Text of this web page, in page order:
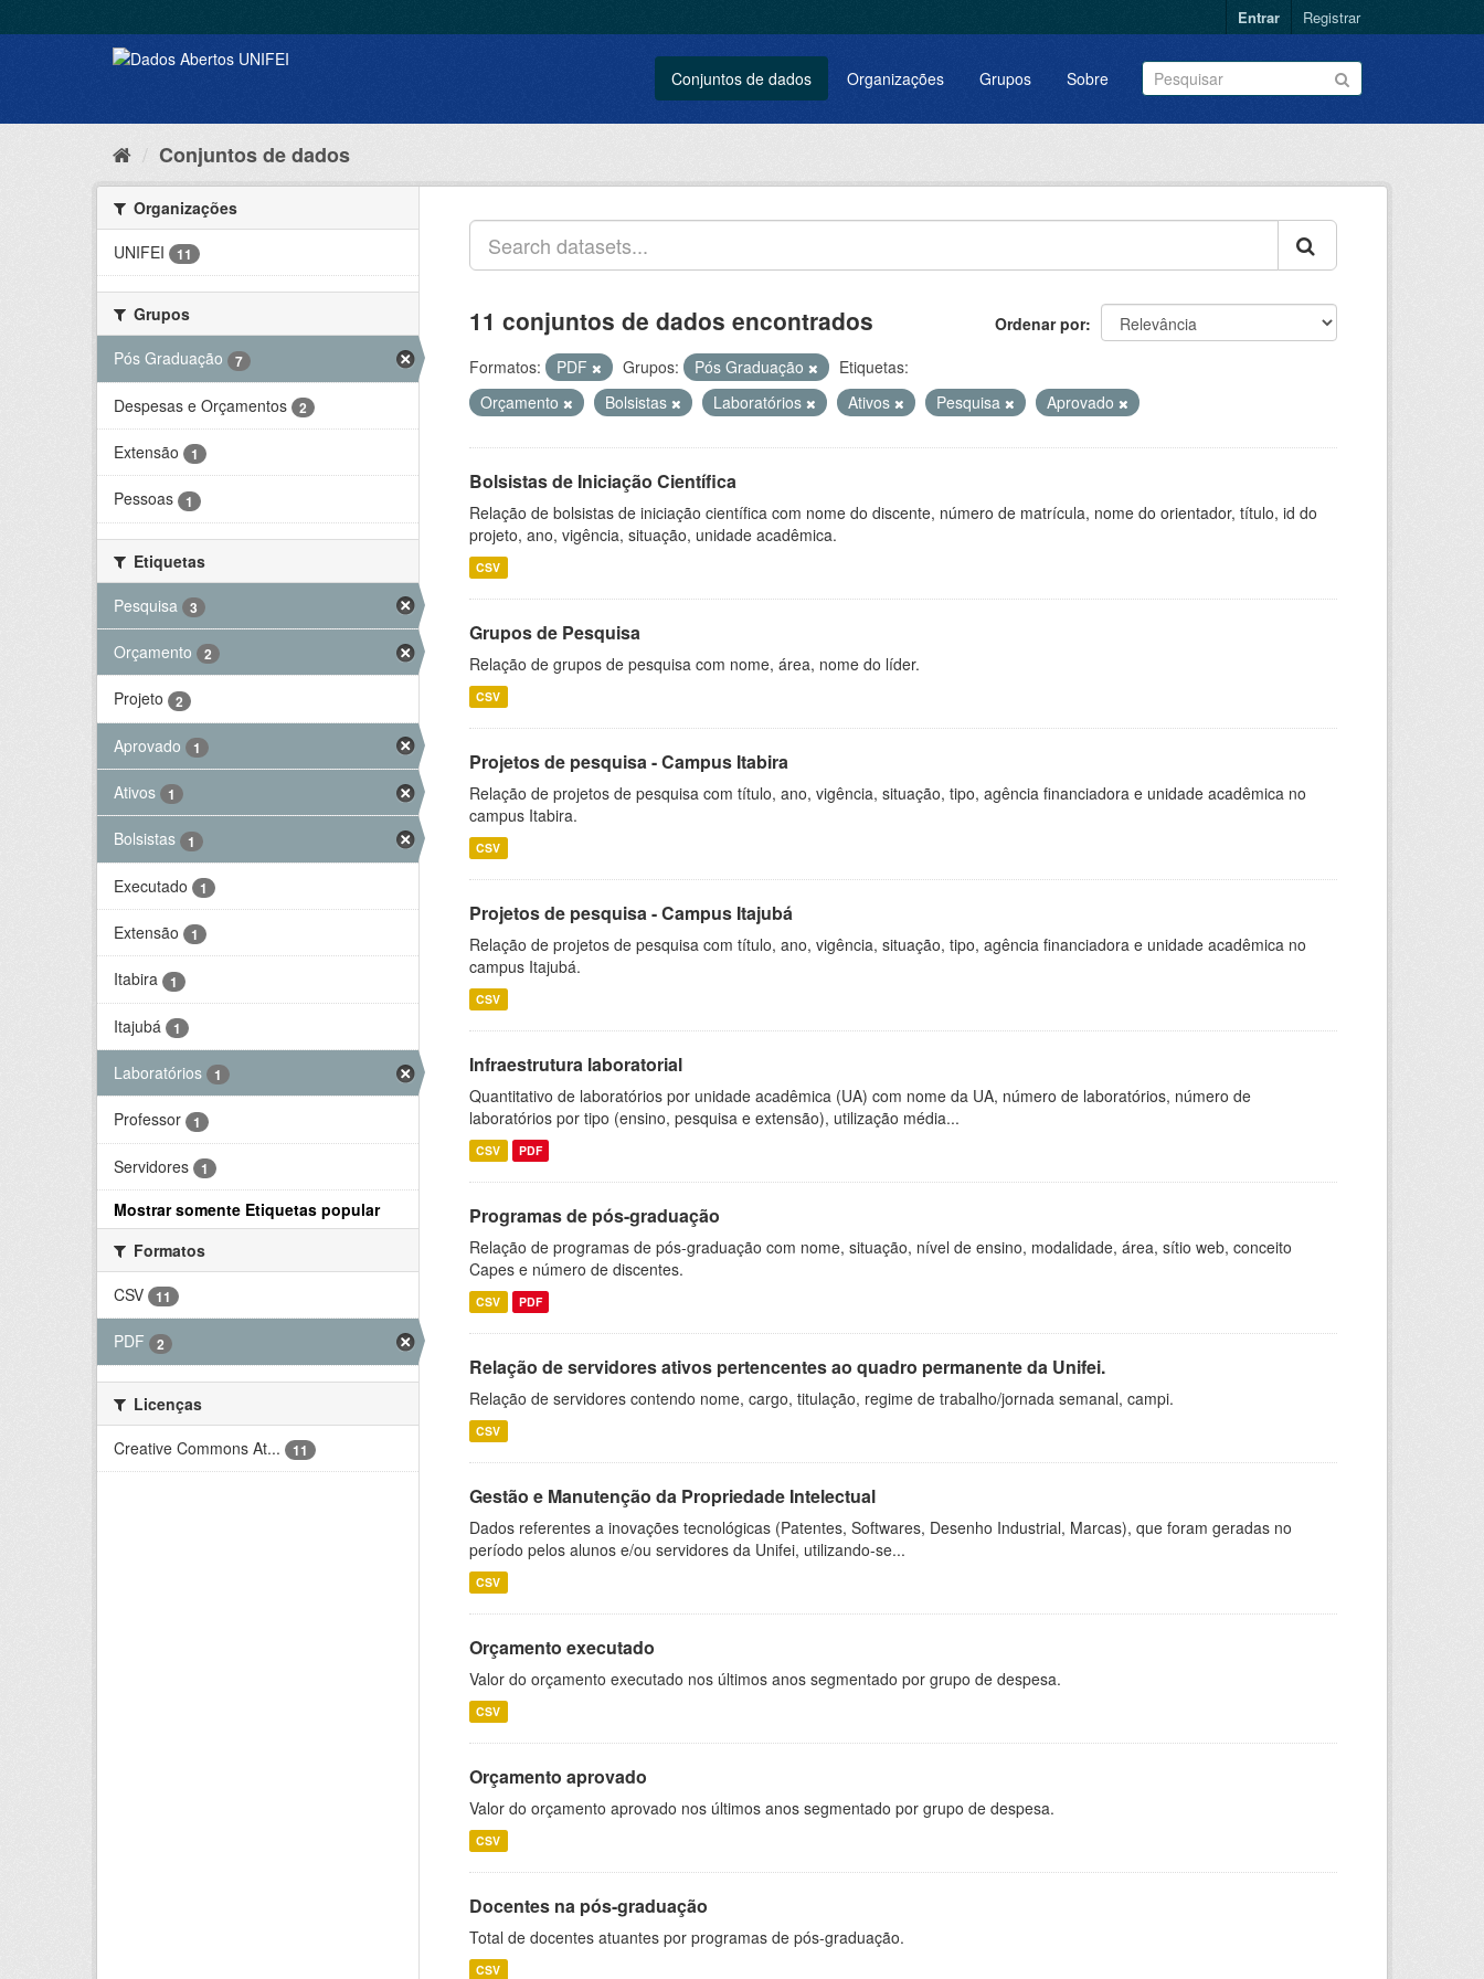
Entrar Registrar
Conjuntos de dados Organizações Grupos Sobre
Conjuntos de dados
Organizações
UNIFEI
11
Grupos
Pós Graduação
7
Despesas e Orçamentos 2
Extensão 1
Pessoas 1
Etiquetas
Pesquisa
3
Orçamento 2
Projeto 2
Aprovado 1
Ativos 1
Bolsistas 1
Executado 1
Extensão 1
Itabira 1
Itajubá 1
Laboratórios 1
Professor 1
Servidores 1
Mostrar somente Etiquetas popular
Formatos
CSV
11
PDF 2
Licenças
Creative Commons At...
11
Ordenar por
11 conjuntos de dados encontrados
Formatos: PDF Grupos: Pós Graduação
Etiquetas:
Orçamento
Bolsistas Laboratórios Ativos Pesquisa Aprovado
Bolsistas de Iniciação Científica
Relação de bolsistas de iniciação científica com nome do discente, número de matrícula, nome do orientador, título, id do
projeto, ano, vigência, situação, unidade acadêmica.
CSV
Grupos de Pesquisa
Relação de grupos de pesquisa com nome, área, nome do líder.
CSV
Projetos de pesquisa - Campus Itabira
Relação de projetos de pesquisa com título, ano, vigência, situação, tipo, agência financiadora e unidade acadêmica no
campus Itabira.
CSV
Projetos de pesquisa - Campus Itajubá
Relação de projetos de pesquisa com título, ano, vigência, situação, tipo, agência financiadora e unidade acadêmica no
campus Itajubá.
CSV
Infraestrutura laboratorial
Quantitativo de laboratórios por unidade acadêmica (UA) com nome da UA, número de laboratórios, número de
laboratórios por tipo (ensino, pesquisa e extensão), utilização média...
CSV PDF
Programas de pós-graduação
Relação de programas de pós-graduação com nome, situação, nível de ensino, modalidade, área, sítio web, conceito
Capes e número de discentes.
CSV PDF
Relação de servidores ativos pertencentes ao quadro permanente da Unifei.
Relação de servidores contendo nome, cargo, titulação, regime de trabalho/jornada semanal, campi.
CSV
Gestão e Manutenção da Propriedade Intelectual
Dados referentes a inovações tecnológicas (Patentes, Softwares, Desenho Industrial, Marcas), que foram geradas no
período pelos alunos e/ou servidores da Unifei, utilizando-se...
CSV
Orçamento executado
Valor do orçamento executado nos últimos anos segmentado por grupo de despesa.
CSV
Orçamento aprovado
Valor do orçamento aprovado nos últimos anos segmentado por grupo de despesa.
CSV
Docentes na pós-graduação
Total de docentes atuantes por programas de pós-graduação.
CSV